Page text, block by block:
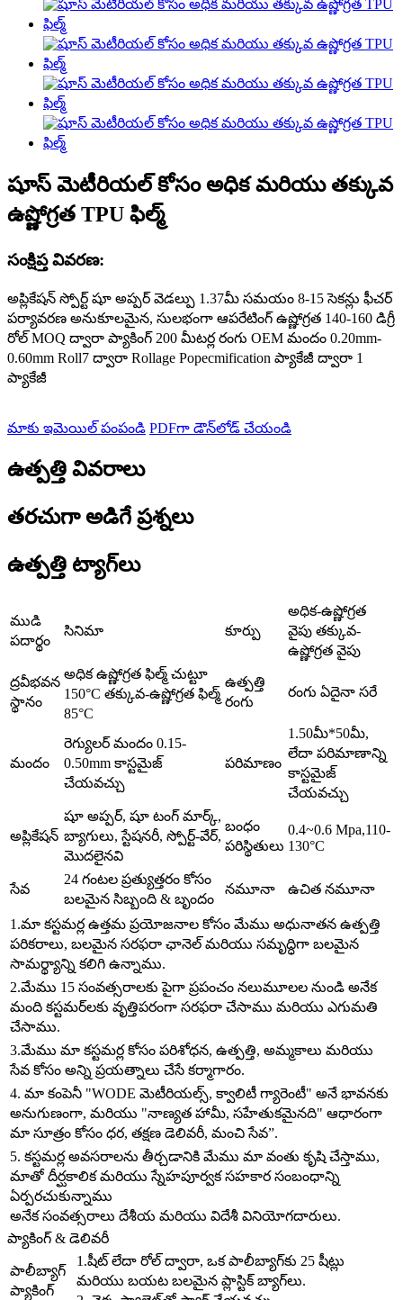
షూస్ మెటీరియల్ కోసం అధిక మరియు తక్కువ
ఉష్ణోగ్రత TPU ఫిల్మ్
సంక్షిప్త వివరణ:
అప్లికేషన్ స్పోర్ట్ షూ అప్పర్ వెడల్పు 1.37మీ సమయం 8-15 సెకన్లు ఫీచర్
పర్యావరణ అనుకూలమైన, సులభంగా ఆపరేటింగ్ ఉష్ణోగ్రత 140-160 డిగ్రీ
రోల్ MOQ ద్వారా ప్యాకింగ్ 200 మీటర్ల రంగు OEM మందం 0.20mm-
0.60mm Roll7 ద్వారా Rollage Popecmification ప్యాకేజీ ద్వారా 1
ప్యాకేజీ
మాకు ఇమెయిల్ పంపండి PDFగా డౌన్‌లోడ్ చేయండి
ఉత్పత్తి వివరాలు
తరచుగా అడిగే ప్రశ్నలు
ఉత్పత్తి ట్యాగ్‌లు
ముడి
పదార్థం
సినిమా కూర్పు
అధిక-ఉష్ణోగ్రత
వైపు తక్కువ-
ఉష్ణోగ్రత వైపు
ద్రవీభవన
స్థానం
అధిక ఉష్ణోగ్రత ఫిల్మ్ చుట్టూ
150°C తక్కువ-ఉష్ణోగ్రత ఫిల్మ్
85°C
ఉత్పత్తి
రంగు
రంగు ఏదైనా సరే
మందం
రెగ్యులర్ మందం 0.15-
0.50mm కాస్టమైజ్
చేయవచ్చు
పరిమాణం
1.50మీ*50మీ,
లేదా పరిమాణాన్ని
కాస్టమైజ్
చేయవచ్చు
అప్లికేషన్
షూ అప్పర్, షూ టంగ్ మార్క్,
బ్యాగులు, స్టేషనరీ, స్పోర్ట్-వేర్,
మొదలైనవి
బంధం
పరిస్థితులు
0.4~0.6 Mpa,110-
130°C
సేవ
24 గంటల ప్రత్యుత్తరం కోసం
బలమైన సిబ్బంది & బృందం
నమూనా ఉచిత నమూనా
1.మా కస్టమర్ల ఉత్తమ ప్రయోజనాల కోసం మేము అధునాతన ఉత్పత్తి
పరికరాలు, బలమైన సరఫరా ఛానెల్ మరియు సమృద్ధిగా బలమైన
సామర్థ్యాన్ని కలిగి ఉన్నాము.
2.మేము 15 సంవత్సరాలకు పైగా ప్రపంచం నలుమూలల నుండి అనేక
మంది కస్టమర్‌లకు వృత్తిపరంగా సరఫరా చేసాము మరియు ఎగుమతి
చేసాము.
3.మేము మా కస్టమర్ల కోసం పరిశోధన, ఉత్పత్తి, అమ్మకాలు మరియు
సేవ కోసం అన్ని ప్రయత్నాలు చేసే కర్మాగారం.
4. మా కంపెనీ "WODE మెటీరియల్స్, క్వాలిటీ గ్యారెంటీ" అనే భావనకు
అనుగుణంగా, మరియు "నాణ్యత హామీ, సహేతుకమైనది" ఆధారంగా
మా సూత్రం కోసం ధర, తక్షణ డెలివరీ, మంచి సేవ”.
5. కస్టమర్ల అవసరాలను తీర్చడానికి మేము మా వంతు కృషి చేస్తాము,
మాతో దీర్ఘకాలిక మరియు స్నేహపూర్వక సహకార సంబంధాన్ని
ఏర్పరచుకున్నాము
అనేక సంవత్సరాలు దేశీయ మరియు విదేశీ వినియోగదారులు.
ప్యాకింగ్ & డెలివరీ
పాలీబ్యాగ్
ప్యాకింగ్
1.షీట్ లేదా రోల్ ద్వారా, ఒక పాలీబ్యాగ్‌కు 25 షీట్లు
మరియు బయట బలమైన ప్లాస్టిక్ బ్యాగ్‌లు.